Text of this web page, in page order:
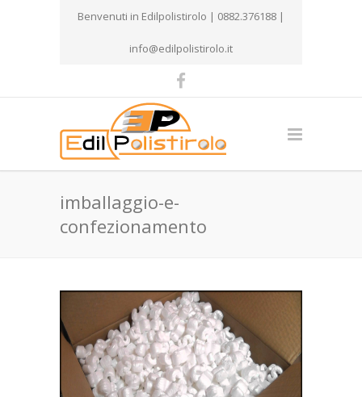
Benvenuti in Edilpolistirolo | 0882.376188 |
info@edilpolistirolo.it
imballaggio-e-
confezionamento